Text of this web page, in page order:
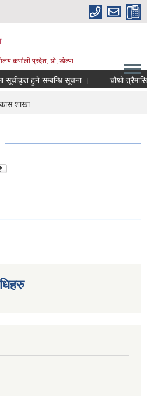
कर्णाली प्रदेश, धो, डोल्पा
हुने सम्बन्धि सूचना । चौथो त्रैमासिक
शाखा